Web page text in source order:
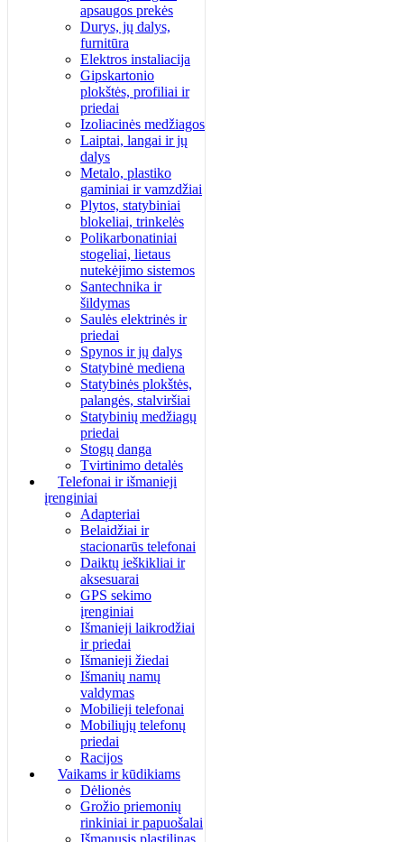
apsaugos prekės
Durys, jų dalys,
furnitūra
Elektros instaliacija
Gipskartonio
plokštės, profiliai ir
priedai
Izoliacinės medžiagos
Laiptai, langai ir jų
dalys
Metalo, plastiko
gaminiai ir vamzdžiai
Plytos, statybiniai
blokeliai, trinkelės
Polikarbonatiniai
stogeliai, lietaus
nutekėjimo sistemos
Santechnika ir
šildymas
Saulės elektrinės ir
priedai
Spynos ir jų dalys
Statybinė mediena
Statybinės plokštės,
palangės, stalviršiai
Statybinių medžiagų
priedai
Stogų danga
Tvirtinimo detalės
Telefonai ir išmanieji
įrenginiai
Adapteriai
Belaidžiai ir
stacionarūs telefonai
Daiktų ieškikliai ir
aksesuarai
GPS sekimo
įrenginiai
Išmanieji laikrodžiai
ir priedai
Išmanieji žiedai
Išmanių namų
valdymas
Mobilieji telefonai
Mobiliųjų telefonų
priedai
Racijos
Vaikams ir kūdikiams
Dėlionės
Grožio priemonių
rinkiniai ir papuošalai
Išmanusis plastilinas